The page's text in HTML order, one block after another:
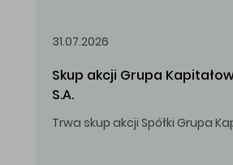
31.07.2026
Skup akcji Grupa
S.A.
Trwa skup akcji Spółki Grupa